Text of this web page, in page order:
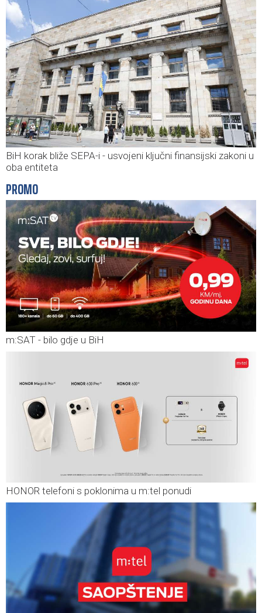
BiH korak bliže SEPA-i - usvojeni ključni finansijski zakoni u
oba entiteta
PROMO
m:SAT - bilo gdje u BiH
HONOR telefoni s poklonima u m:tel ponudi